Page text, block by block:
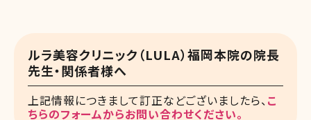
ルラ美容クリニック（LULA）福岡本院の院長
先生・関係者様へ
上記情報につきまして訂正などございましたら、 こ
ちらのフォームからお問い合わせください。